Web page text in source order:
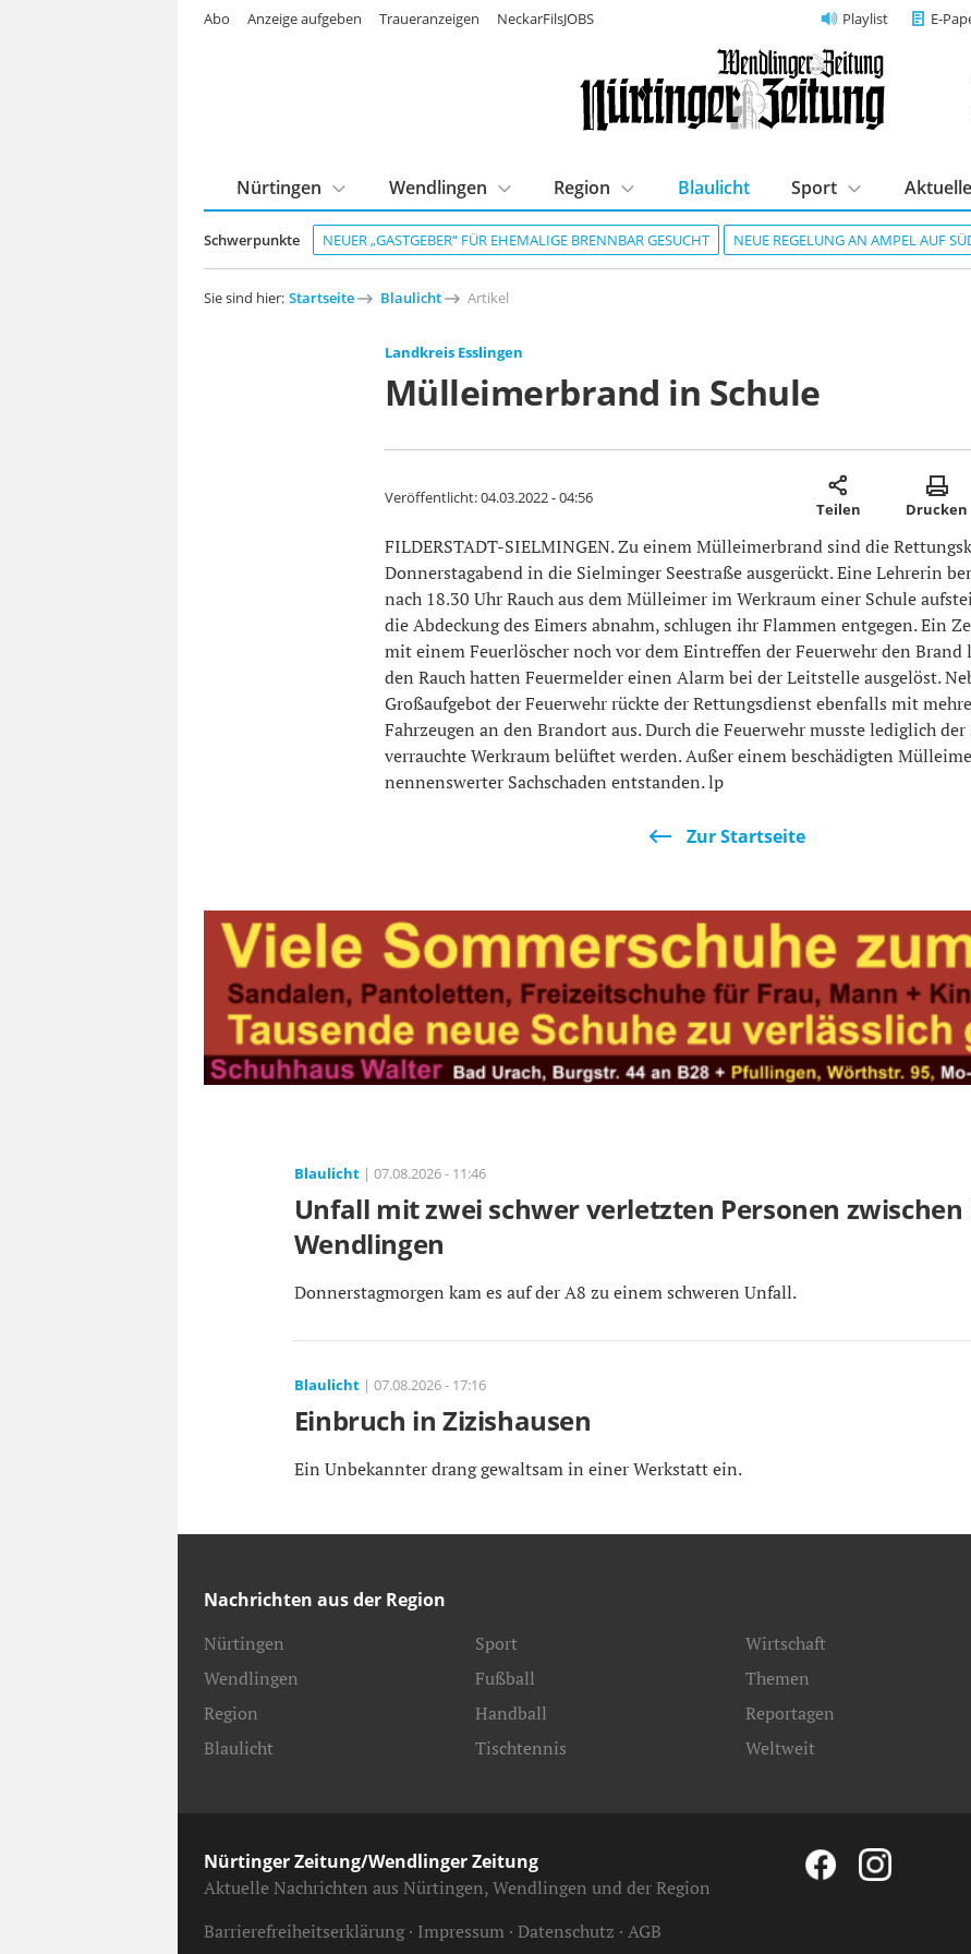
Playlist E-
Schwerpunkte NEUER „GASTGEBER“ FÜR EHEMALIGE BRENNBAR GESUCHT NEUE REGELUNG AN AMPEL AUF
Nürtingen Wendlingen Region Blaulicht Sport
Abo Anzeige aufgeben Traueranzeigen NeckarFilsJOBS
Sie sind hier: Startseite Blaulicht Artikel
Landkreis Esslingen
Mülleimerbrand in Schule
Veröffentlicht:04.03.2022 - 04:56
Teilen Drucken
FILDERSTADT-SIELMINGEN. Zu einem Mülleimerbrand sind die
Donnerstagabend in die Sielminger Seestraße ausgerückt. Eine Lehrerin
nach 18.30 Uhr Rauch aus dem Mülleimer im Werkraum einer Schule
die Abdeckung des Eimers abnahm, schlugen ihr Flammen entgegen. Ein
mit einem Feuerlöscher noch vor dem Eintreffen der Feuerwehr den Brand
den Rauch hatten Feuermelder einen Alarm bei der Leitstelle ausgelöst.
Großaufgebot der Feuerwehr rückte der Rettungsdienst ebenfalls mit
Fahrzeugen an den Brandort aus. Durch die Feuerwehr musste lediglich der
verrauchte Werkraum belüftet werden. Außer einem beschädigten
nennenswerter Sachschaden entstanden. lp
Zur Startseite
Blaulicht| 07.08.2026 - 11:46
Unfall mit zwei schwer verletzten Personen zwischen
Wendlingen
Donnerstagmorgen kam es auf der A8 zu einem schweren Unfall.
Blaulicht| 07.08.2026 - 17:16
Einbruch in Zizishausen
Ein Unbekannter drang gewaltsam in einer Werkstatt ein.
Nachrichten aus der Region
Nürtingen
Wendlingen
Region
Blaulicht
Sport
Fußball
Handball
Tischtennis
Wirtschaft
Themen
Reportagen
Weltweit
Nürtinger Zeitung/Wendlinger Zeitung
Aktuelle Nachrichten aus Nürtingen, Wendlingen und der Region
Barrierefreiheitserklärung Impressum Datenschutz AGB